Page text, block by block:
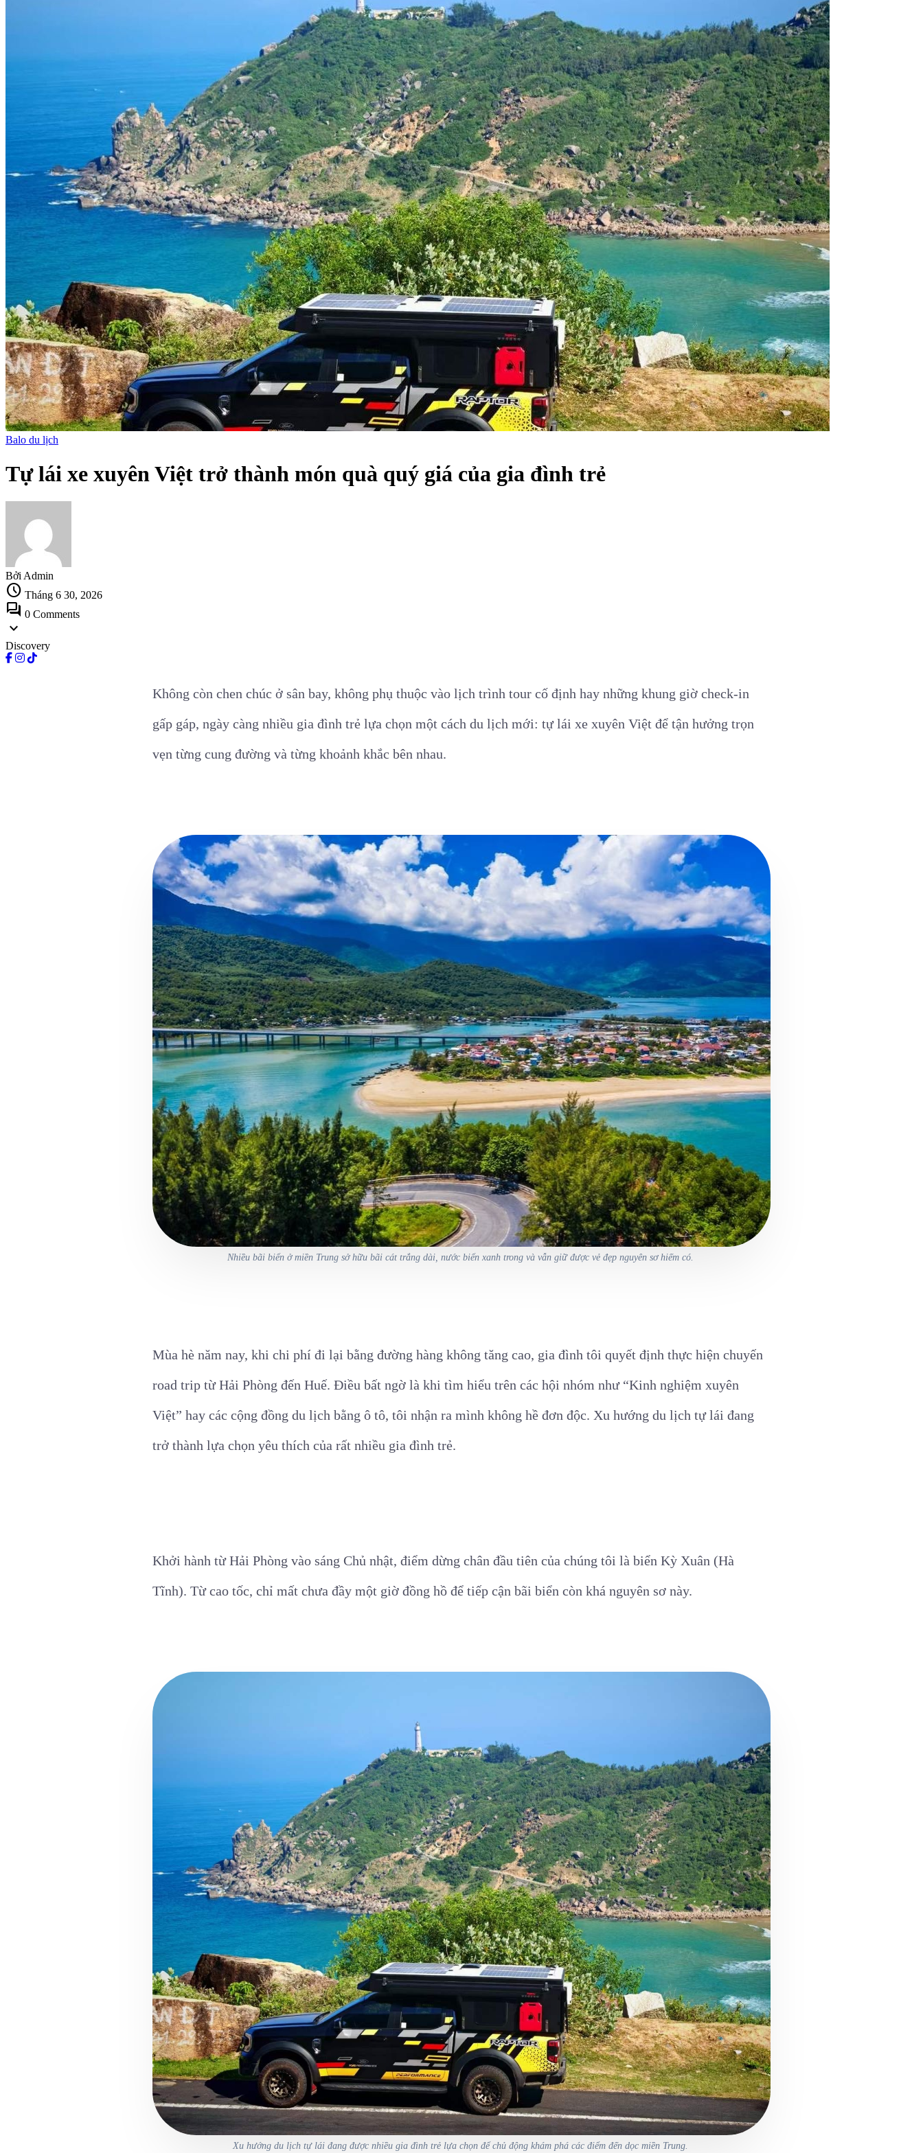
Balo du lịch
Tự lái xe xuyên Việt trở thành món quà quý giá của gia đình trẻ
Bởi Admin
schedule Tháng 6 30, 2026
forum 0 Comments
expand_more
Discovery
Không còn chen chúc ở sân bay, không phụ thuộc vào lịch trình tour cố định hay những khung giờ check-in
gấp gáp, ngày càng nhiều gia đình trẻ lựa chọn một cách du lịch mới: tự lái xe xuyên Việt để tận hưởng trọn
vẹn từng cung đường và từng khoảnh khắc bên nhau.
Nhiều bãi biển ở miền Trung sở hữu bãi cát trắng dài, nước biển xanh trong và vẫn giữ được vẻ đẹp nguyên sơ hiếm có.
Mùa hè năm nay, khi chi phí đi lại bằng đường hàng không tăng cao, gia đình tôi quyết định thực hiện chuyến
road trip từ Hải Phòng đến Huế. Điều bất ngờ là khi tìm hiểu trên các hội nhóm như “Kinh nghiệm xuyên
Việt” hay các cộng đồng du lịch bằng ô tô, tôi nhận ra mình không hề đơn độc. Xu hướng du lịch tự lái đang
trở thành lựa chọn yêu thích của rất nhiều gia đình trẻ.
Khởi hành từ Hải Phòng vào sáng Chủ nhật, điểm dừng chân đầu tiên của chúng tôi là biển Kỳ Xuân (Hà
Tĩnh). Từ cao tốc, chỉ mất chưa đầy một giờ đồng hồ để tiếp cận bãi biển còn khá nguyên sơ này.
Xu hướng du lịch tự lái đang được nhiều gia đình trẻ lựa chọn để chủ động khám phá các điểm đến dọc miền Trung.